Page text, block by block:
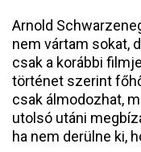
Arnold
nem vártam sokat,
csak a korábbi
történet szerint
csak álmodozhat,
utolsó utáni
ha nem derülne ki,